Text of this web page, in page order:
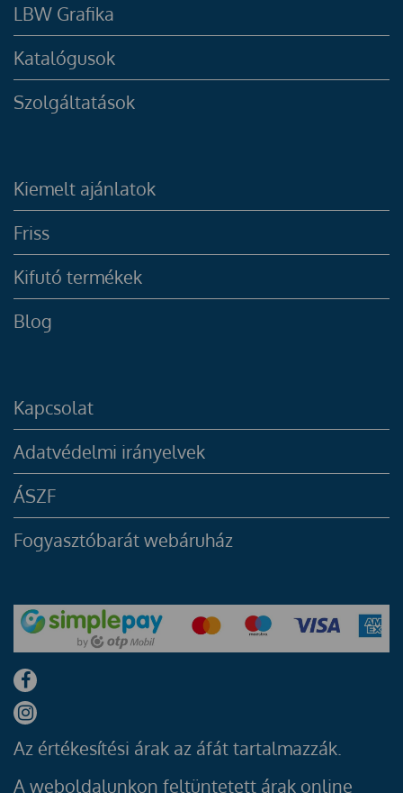
LBW Grafika
Katalógusok
Szolgáltatások
Kiemelt ajánlatok
Friss
Kifutó termékek
Blog
Kapcsolat
Adatvédelmi irányelvek
ÁSZF
Fogyasztóbarát webáruház
Az értékesítési árak az áfát tartalmazzák.
A weboldalunkon feltüntetett árak online